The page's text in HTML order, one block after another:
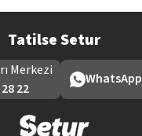
Tatilse Setur
Merkezi
22
WhatsApp